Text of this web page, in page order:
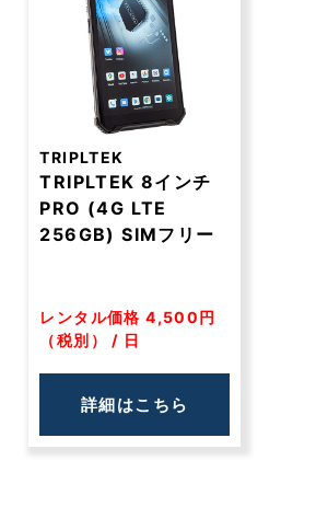
TRIPLTEK
TRIPLTEK 8インチ
PRO (4G LTE
256GB) SIMフリー
レンタル価格 4,500円
（税別） / 日
詳細はこちら